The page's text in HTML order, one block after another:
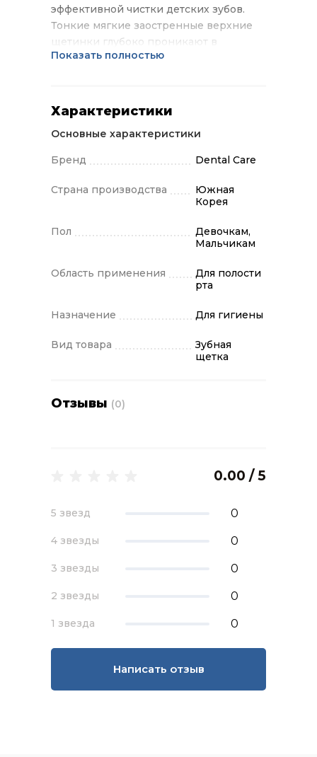
эффективной чистки детских зубов.
Тонкие мягкие заостренные верхние
щетинки глубоко проникают в
труднодоступные для обычных зубных
средней жесткости прекрасно
повреждают ее. Благодаря чистке
зубов такими щетками улучшается
повышается стойкость полости рта к
инфекциям. Щетка способствует
ощущения чистоты и свежести.
Показать полностью
Характеристики
Основные характеристики
Бренд Dental Care
Страна производства
Южная
Корея
Пол
Девочкам,
Мальчикам
Область применения
Для полости
рта
Назначение Для гигиены
Вид товара
Зубная
щетка
Отзывы (0)
0.00 / 5
5 звезд 0
4 звезды 0
3 звезды 0
2 звезды 0
1 звезда 0
Написать отзыв